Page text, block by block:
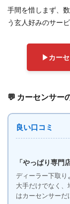
手間を惜しまず、
う玄人好みのサービ
▶︎カーセ
💬 カーセンサー
良い口コミ
「やっぱり専門
ディーラー下取り
大手だけでなく
はカーセンサーだ